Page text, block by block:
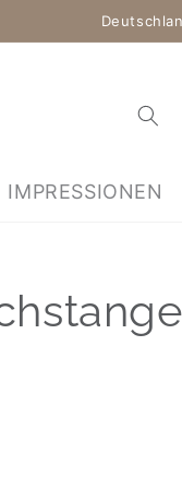
Land/
IMPRESSIONEN